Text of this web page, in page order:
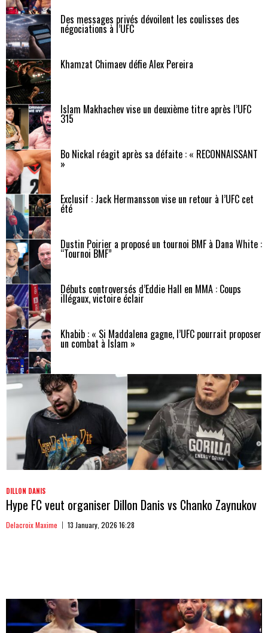
Des messages privés dévoilent les coulisses des
négociations à l’UFC
Khamzat Chimaev défie Alex Pereira
Islam Makhachev vise un deuxième titre après l’UFC
315
Bo Nickal réagit après sa défaite : « RECONNAISSANT
»
Exclusif : Jack Hermansson vise un retour à l’UFC cet
été
Dustin Poirier a proposé un tournoi BMF à Dana White :
“Tournoi BMF”
Débuts controversés d’Eddie Hall en MMA : Coups
illégaux, victoire éclair
Khabib : « Si Maddalena gagne, l’UFC pourrait proposer
un combat à Islam »
DILLON DANIS
Hype FC veut organiser Dillon Danis vs Chanko Zaynukov
Delacroix Maxime 13 January, 2026 16:28